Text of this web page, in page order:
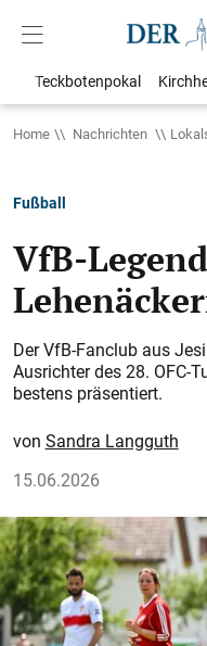
Teckbotenpokal
Home Nachrichten
Fußball
VfB-
Der VfB-Fanclub aus
Ausrichter des 28. OFC-
bestens präsentiert.
Sandra Langguth
15.06.2026